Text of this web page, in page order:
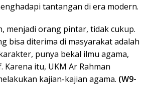
tantangan di era modern.
menjadi orang pintar, tidak cukup.
bisa diterima di masyarakat adalah
punya bekal ilmu agama,
itu, UKM Ar Rahman
kajian-kajian agama. (W9-